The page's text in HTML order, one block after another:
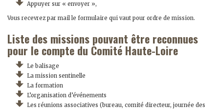
Appuyer sur « envoyer »,
Vous recevrez par mail le formulaire qui vaut pour ordre de mission.
Liste des missions pouvant être reconnues
pour le compte du Comité Haute-Loire
Le balisage
La mission sentinelle
La formation
L’organisation d’événements
Les réunions associatives (bureau, comité directeur, journée des